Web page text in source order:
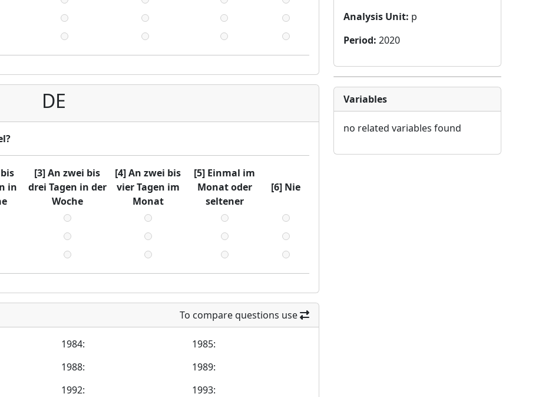
DE
in
[3] An zwei bis
drei Tagen in der
Woche
[4] An zwei bis
vier Tagen im
Monat
[5] Einmal im
Monat oder
seltener
[6] Nie
To compare questions use
1984:
1985:
1988:
1989:
1992:
1993:
Analysis Unit: p
Period:2020
Variables
no related variables found